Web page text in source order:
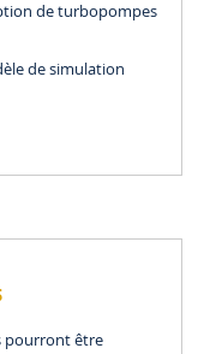
de turbopompes
de simulation
pourront être